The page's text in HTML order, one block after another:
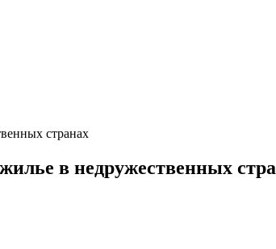
странах
в недружественных